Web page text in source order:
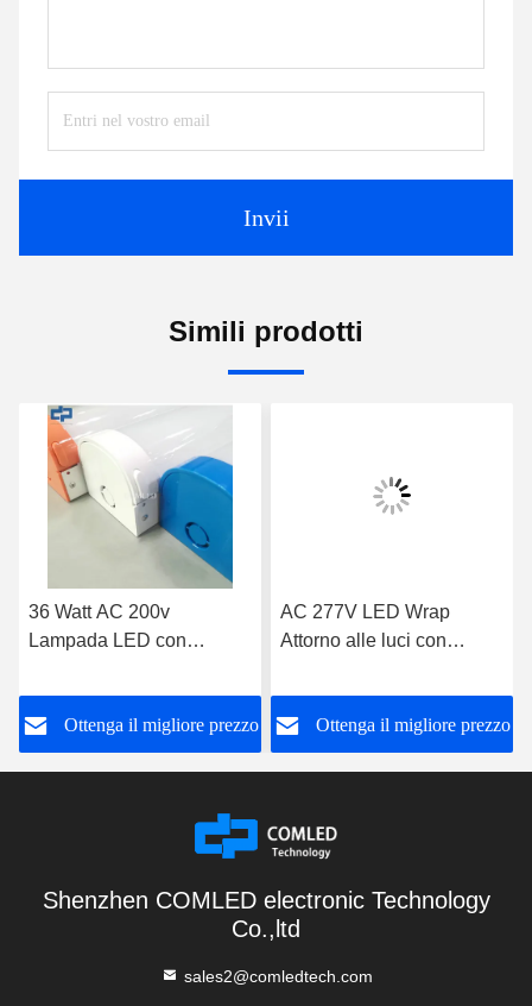
Invii
Simili prodotti
36 Watt AC 200v
Lampada LED con
di 10V
Ottenga il migliore prezzo
AC 277V LED Wrap
Attorno alle luci con
attenuazione dei sensori
Ottenga il migliore prezzo
Shenzhen COMLED electronic Technology
Co.,ltd
sales2@comledtech.com